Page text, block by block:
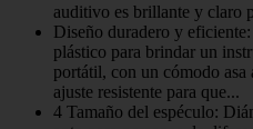
auditivo es brillante y claro
Diseño duradero y
plástico para brindar un
portátil, con un cómodo
ajuste resistente para que...
4 Tamaño del espéculo: